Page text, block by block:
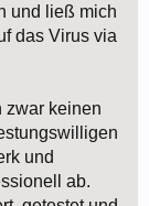
und ließ mich
das Virus via
zwar keinen
und
ab.